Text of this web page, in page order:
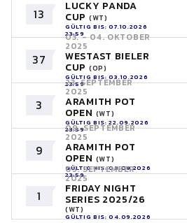
13 LUCKY PANDA
CUP (WT)
GÜLTIG BIS: 07.10.2026
23:59
37
03. - 04. OKTOBER
2025
WESTAST BIELER
CUP (OP)
GÜLTIG BIS: 03.10.2026
23:59
3
23. SEPTEMBER
2025
ARAMITH POT
OPEN (WT)
GÜLTIG BIS: 22.09.2026
23:59
9
09. SEPTEMBER
2025
ARAMITH POT
OPEN (WT)
GÜLTIG BIS: 08.09.2026
23:59
1
05. SEPTEMBER
2025
FRIDAY NIGHT
SERIES 2025/26
(WT)
GÜLTIG BIS: 04.09.2026